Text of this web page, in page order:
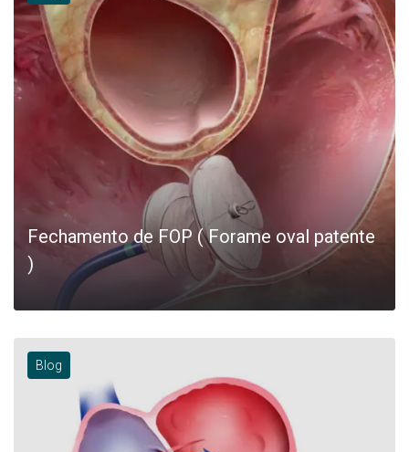
Fechamento de FOP ( Forame oval patente
)
Blog